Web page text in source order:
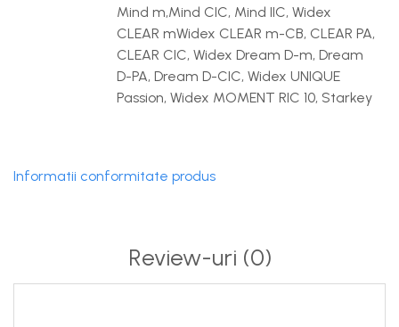
Mind m,Mind CIC, Mind IIC, Widex
CLEAR mWidex CLEAR m-CB, CLEAR PA,
CLEAR CIC, Widex Dream D-m, Dream
D-PA, Dream D-CIC, Widex UNIQUE
Passion, Widex MOMENT RIC 10, Starkey
Informatii conformitate produs
Review-uri (0)